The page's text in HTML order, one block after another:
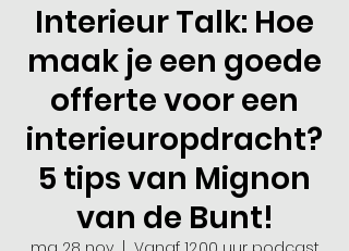
Interieur Talk: Hoe
maak je een goede
offerte voor een
interieuropdracht?
5 tips van Mignon
van de Bunt!